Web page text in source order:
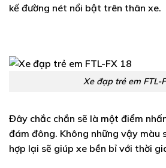
kế đường nét nổi bật trên thân xe.
Xe đạp trẻ em FTL-
Đây chắc chắn sẽ là một điểm
đám đông. Không những vậy màu
hợp lại sẽ giúp xe bền bỉ với thời